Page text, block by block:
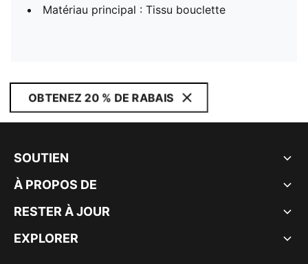
Matériau principal : Tissu bouclette
OBTENEZ 20 % DE RABAIS
SOUTIEN
À PROPOS DE
RESTER À JOUR
EXPLORER